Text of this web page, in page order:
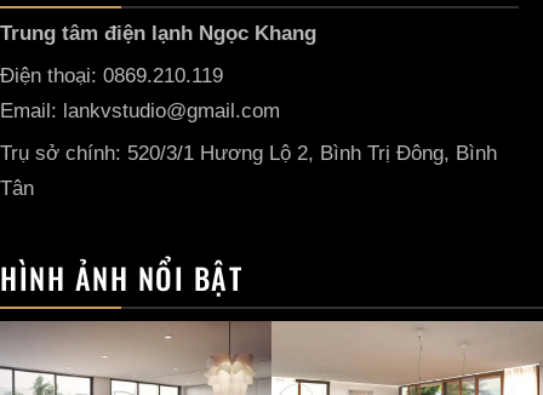
Trung tâm điện lạnh Ngọc Khang
Điện thoại: 0869.210.119
Email: lankvstudio@gmail.com
Trụ sở chính: 520/3/1 Hương Lộ 2, Bình Trị Đông, Bình
Tân
HÌNH ẢNH NỔI BẬT